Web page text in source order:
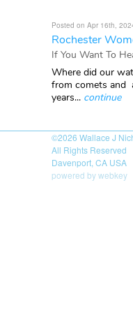
Posted on Apr 16th,
Rochester
If You Want To
Where did our
from comets and
years... continue
©2026 Wallace J
All Rights Reserved
Davenport, CA USA
powered by webkey